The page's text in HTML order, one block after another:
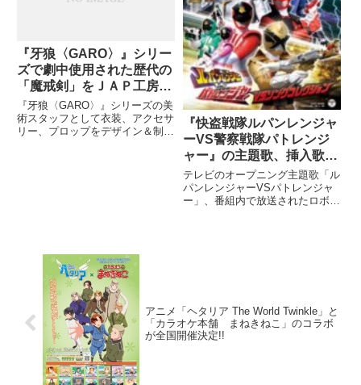
『牙狼〈GARO〉』シリー
ズで劇中使用された歴代の
「魔戒剣」をＪＡＰ工房直
営店＜GUILD-UNIT＞で展
示中！ 2018年12月30日
（日）まで開催
『牙狼〈GARO〉』シリーズの美
術スタッフとして衣装、アクセサ
リー、プロップをデザイン＆制作
『快盗戦隊ルパンレンジャ
ーVS警察戦隊パトレンジ
ャー』の主題歌、挿入歌、
イメージソングを収録した
ソングコレクションCDが8
月29日に発売！さらに、キ
テレビのオープニング主題歌「ル
パンレンジャーVSパトレンジャ
ー」、番組内で放送されたロボ曲
アニメ「ヘタリア The World Twinkle」と
「カラオケ本舗 まねきねこ」のコラボ
が全国開催決定!!